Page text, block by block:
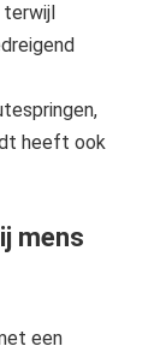
terwijl
heeft ook
mens
een